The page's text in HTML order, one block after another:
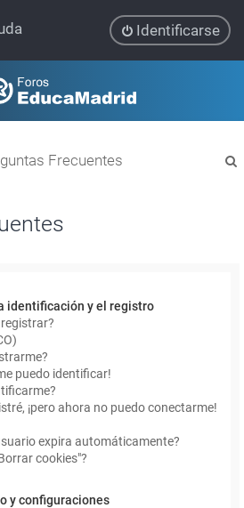
Identificarse
Frecuentes
identificación y el registro
puedo identificar!
¡pero ahora no puedo conectarme!
expira automáticamente?
cookies"?
y configuraciones